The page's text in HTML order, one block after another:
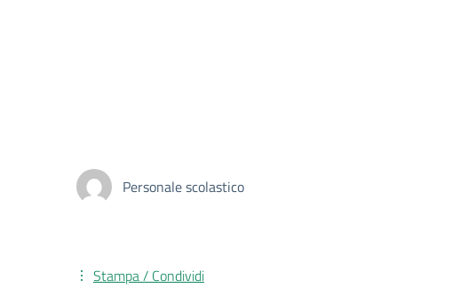
Personale scolastico
Stampa / Condividi